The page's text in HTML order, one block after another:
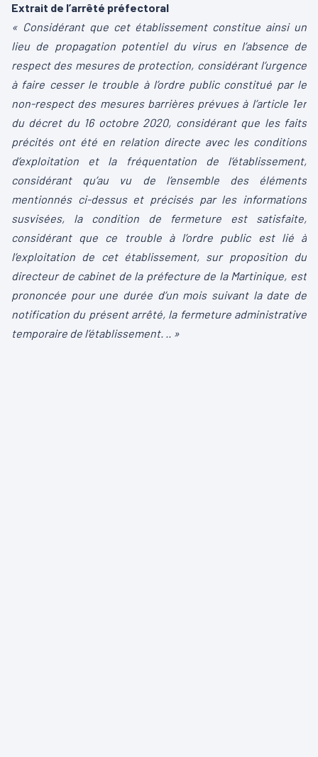
Extrait de l’arrêté préfectoral
« Considérant que cet établissement constitue ainsi un
lieu de propagation potentiel du virus en l’absence de
respect des mesures de protection, considérant l’urgence
à faire cesser le trouble à l’ordre public constitué par le
non-respect des mesures barrières prévues à l’article 1er
du décret du 16 octobre 2020, considérant que les faits
précités ont été en relation directe avec les conditions
d’exploitation et la fréquentation de l’établissement,
considérant qu’au vu de l’ensemble des éléments
mentionnés ci-dessus et précisés par les informations
susvisées, la condition de fermeture est satisfaite,
considérant que ce trouble à l’ordre public est lié à
l’exploitation de cet établissement, sur proposition du
directeur de cabinet de la préfecture de la Martinique, est
prononcée pour une durée d’un mois suivant la date de
notification du présent arrêté, la fermeture administrative
temporaire de l’établissement. .. »